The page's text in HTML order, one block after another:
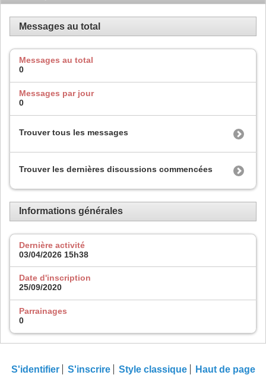
Messages au total
Messages au total
0
Messages par jour
0
Trouver tous les messages
Trouver les dernières discussions commencées
Informations générales
Dernière activité
03/04/2026 15h38
Date d'inscription
25/09/2020
Parrainages
0
S'identifier S'inscrire Style classique Haut de page